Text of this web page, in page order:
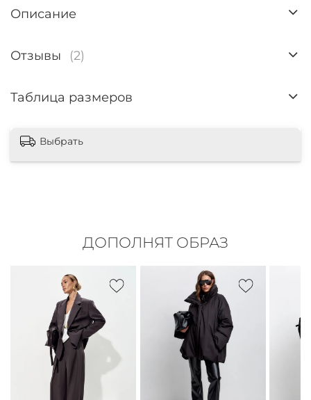
Описание
Отзывы (2)
Таблица размеров
Выбрать
ДОПОЛНЯТ ОБРАЗ